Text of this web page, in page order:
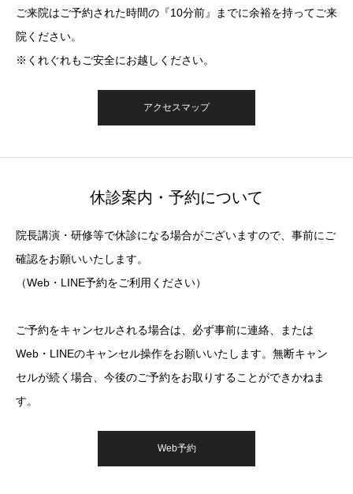
ご来院はご予約された時間の『10分前』までに余裕を持ってご来
院ください。
※くれぐれもご安全にお越しください。
アクセスマップ
休診案内・予約について
院長講演・研修等で休診になる場合がございますので、事前にご
確認をお願いいたします。
（Web・LINE予約をご利用ください）
ご予約をキャンセルされる場合は、必ず事前に連絡、または
Web・LINEのキャンセル操作をお願いいたします。無断キャン
セルが続く場合、今後のご予約をお取りすることができかねま
す。
Web予約